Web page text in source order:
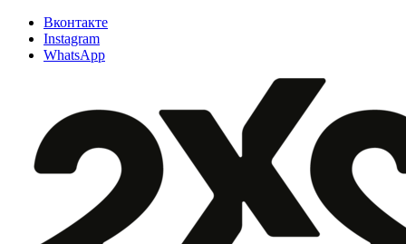
Вконтакте
Instagram
WhatsApp